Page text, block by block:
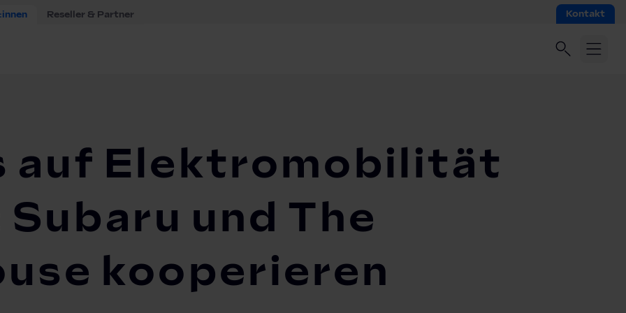
Reseller & Partner Kontakt
auf Elektromobilität
und The
kooperieren